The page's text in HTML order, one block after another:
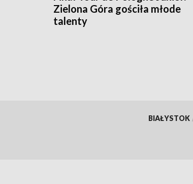
Zielona Góra gościła młode
talenty
BIAŁYSTOK